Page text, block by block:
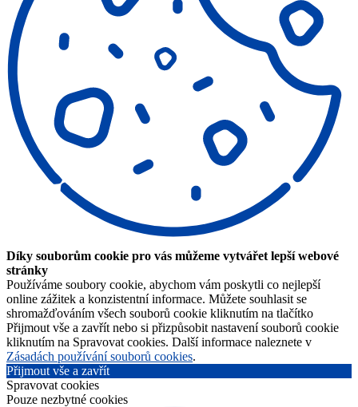
Díky souborům cookie pro vás můžeme vytvářet lepší webové
stránky
Používáme soubory cookie, abychom vám poskytli co nejlepší
online zážitek a konzistentní informace. Můžete souhlasit se
shromažďováním všech souborů cookie kliknutím na tlačítko
Přijmout vše a zavřít nebo si přizpůsobit nastavení souborů cookie
kliknutím na Spravovat cookies. Další informace naleznete v
Zásadách používání souborů cookies.
Přijmout vše a zavřít
Spravovat cookies
Pouze nezbytné cookies